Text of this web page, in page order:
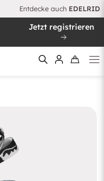
Entdecke auch EDELRID
Jetzt registrieren